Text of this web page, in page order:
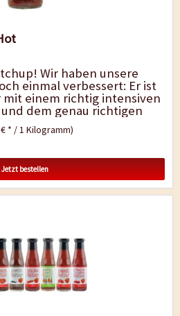
Wir haben unsere
einmal verbessert: Er ist
einem richtig intensiven
dem genau richtigen
vollmundige...
* / 1 Kilogramm)
Jetzt bestellen